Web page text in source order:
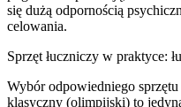
się dużą odpornością
celowania.
Sprzęt łuczniczy w praktyce:
Wybór odpowiedniego
klasyczny (olimpijski) to